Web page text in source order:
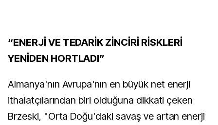
“ENERJİ VE TEDARİK ZİNCİRİ RİSKLERİ
YENİDEN HORTLADI”
Almanya'nın Avrupa'nın en büyük net enerji
ithalatçılarından biri olduğuna dikkati çeken
Brzeski, "Orta Doğu'daki savaş ve artan enerji